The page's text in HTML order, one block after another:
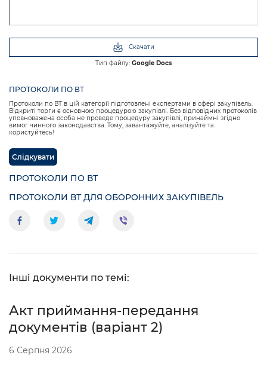
Скачати
Тип файлу: Google Docs
ПРОТОКОЛИ ПО ВТ
Протоколи по ВТ в цій категорії підготовлені експертами в сфері закупівель.
Відкриті торги є основною процедурою закупівлі. Без відповідних протоколів
уповноважена особа не проведе процедуру закупівлі, принаймні згідно
вимог чинного законодавства. Тому, завантажуйте, аналізуйте та
користуйтесь!
Слідкувати
ПРОТОКОЛИ ПО ВТ
ПРОТОКОЛИ ВТ ДЛЯ ОБОРОННИХ ЗАКУПІВЕЛЬ
Інші документи по темі:
Акт приймання-передання
документів (варіант 2)
6 Серпня 2026